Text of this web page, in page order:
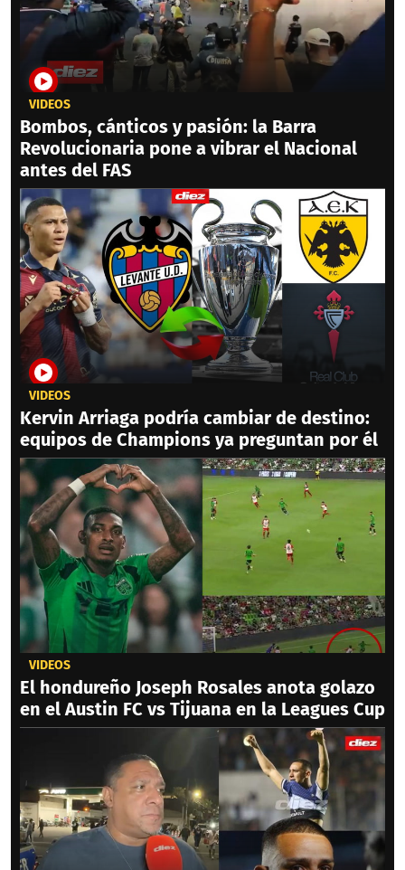
VIDEOS
Bombos, cánticos y pasión: la Barra
Revolucionaria pone a vibrar el Nacional
antes del FAS
VIDEOS
Kervin Arriaga podría cambiar de destino:
equipos de Champions ya preguntan por él
VIDEOS
El hondureño Joseph Rosales anota golazo
en el Austin FC vs Tijuana en la Leagues Cup